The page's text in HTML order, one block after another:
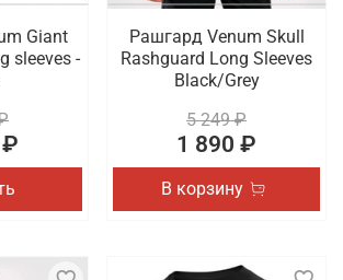
Giant
sleeves -
Рашгард Venum Skull
Rashguard Long Sleeves
Black/Grey
5 249 ₽
1 890 ₽
В корзину